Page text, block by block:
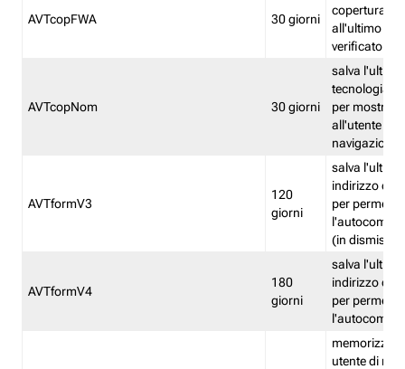
AVTcopFWA 30 giorni
copertura
all'ultimo
verificato
AVTcopNom 30 giorni
salva l'ultima
tecnologia
per
all'utente
navigazione
AVTformV3
120
giorni
salva l'ultimo
indirizzo di
per
(in
AVTformV4
180
giorni
salva l'ultimo
indirizzo di
per
memorizza
utente di